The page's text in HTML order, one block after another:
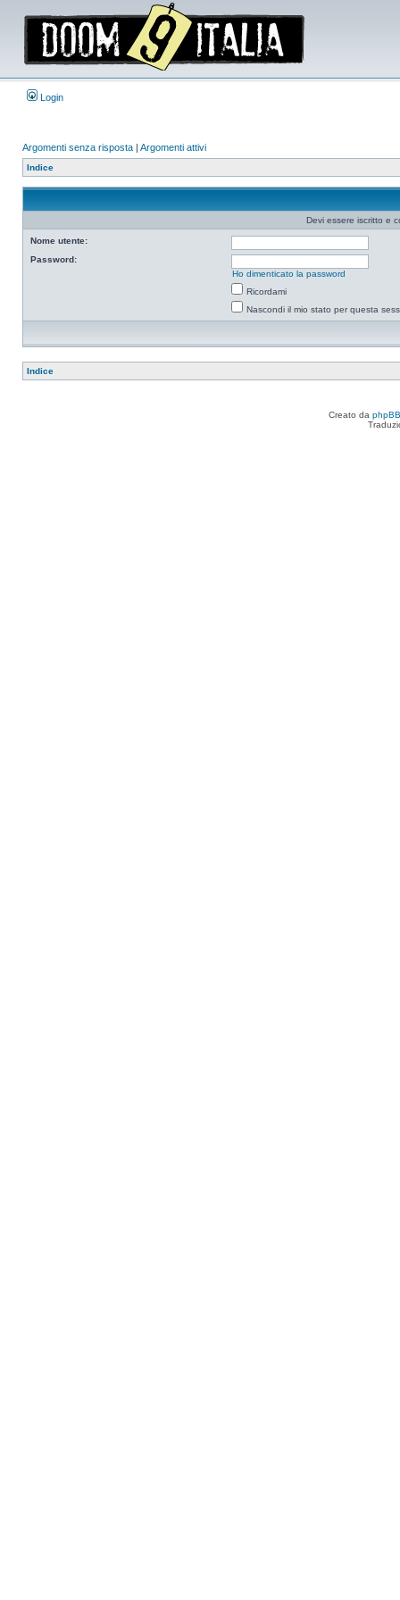
Login
Argomenti senza risposta | Argomenti attivi
Indice
Devi essere iscritto e
Nome utente:
Password:
Ho dimenticato la password
Ricordami
Nascondi il mio stato per questa
Indice
Creato da phpBB